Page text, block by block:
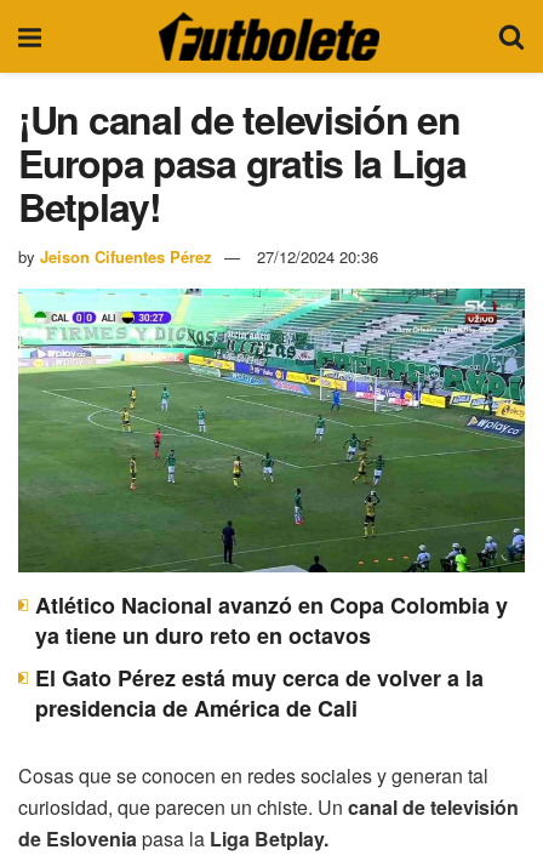
¡Un canal de televisión en
Europa pasa gratis la Liga
Betplay!
by Jeison Cifuentes Pérez 27/12/2024 20:36
Atlético Nacional avanzó en Copa Colombia y
ya tiene un duro reto en octavos
El Gato Pérez está muy cerca de volver a la
presidencia de América de Cali
Cosas que se conocen en redes sociales y generan tal
curiosidad, que parecen un chiste. Un canal de televisión
de Esloveniapasa la Liga Betplay.